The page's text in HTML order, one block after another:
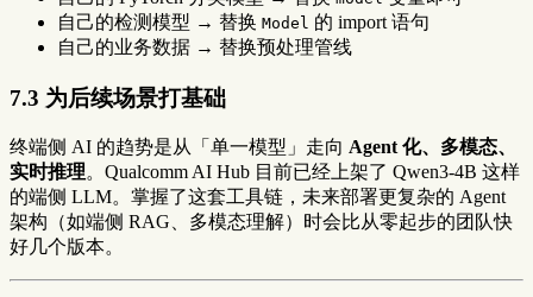
自己的检测模型 → 替换 Model 的 import 语句
自己的业务数据 → 替换预处理管线
7.3 为后续场景打基础
终端侧 AI 的趋势是从「单一模型」走向 Agent 化、多模态、
实时推理。Qualcomm AI Hub 目前已经上架了 Qwen3-4B 这样
的端侧 LLM。掌握了这套工具链，未来部署更复杂的 Agent
架构（如端侧 RAG、多模态理解）时会比从零起步的团队快
好几个版本。